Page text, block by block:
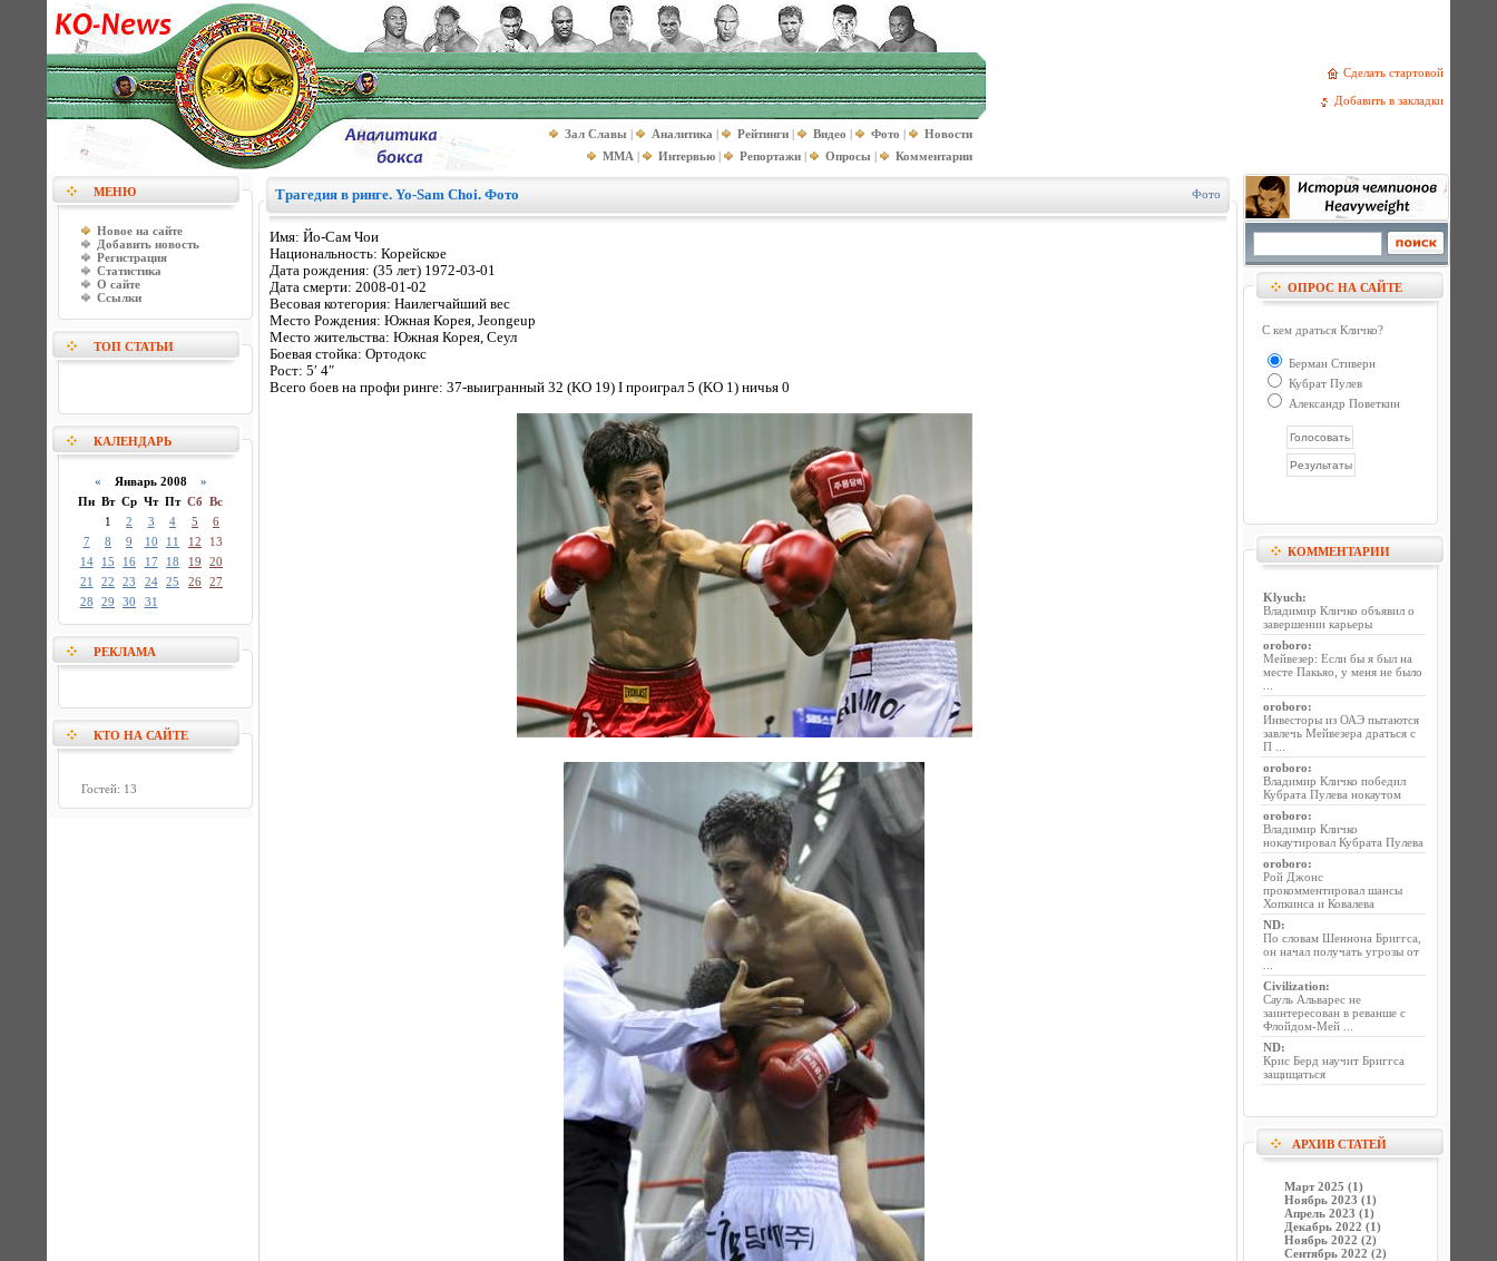
Сделать стартовой
Добавить в закладки
Зал Славы | Аналитика | Рейтинги | Видео | Фото |
Новости
MMA | Интервью | Репортажи | Опросы | Комментарии
МЕНЮ
Новое на сайте
Добавить новость
Регистрация
Статистика
О сайте
Ссылки
ТОП СТАТЬИ
КАЛЕНДАРЬ
« Январь 2008 »
Пн Вт Ср Чт Пт Сб Вс
1
2 3 4 5
6
7
8 9 10 11 12
13
14
15 16 17 18 19
20
21
22 23 24 25 26 27
28
29 30 31
РЕКЛАМА
КТО НА САЙТЕ
Гостей: 13
Трагедия в ринге. Yo-Sam Choi. Фото Фото
Имя: Йо-Сам Чои
Национальность: Корейское
Дата рождения: (35 лет) 1972-03-01
Дата смерти: 2008-01-02
Весовая котегория: Наилегчайший вес
Место Рождения: Южная Корея, Jeongeup
Место жительства: Южная Корея, Сеул
Боевая стойка: Ортодокс
Рост: 5′ 4″
Всего боев на профи ринге: 37-выигранный 32 (KO 19) I проиграл 5 (KO 1) ничья 0
ОПРОС НА САЙТЕ
С кем драться Кличко?
Берман Стиверн
Кубрат Пулев
Александр Поветкин
КОММЕНТАРИИ
Klyuch:
Владимир Кличко объявил о
завершении карьеры
oroboro:
Мейвезер: Если бы я был на
месте Пакьяо, у меня не было
oroboro:
Инвесторы из ОАЭ пытаются
завлечь Мейвезера драться с
П ...
oroboro:
Владимир Кличко победил
Кубрата Пулева нокаутом
oroboro:
Владимир Кличко
нокаутировал Кубрата Пулева
oroboro:
Рой Джонс
прокомментировал шансы
Хопкинса и Ковалева
ND:
По словам Шеннона Бриггса,
он начал получать угрозы от
Civilization:
Сауль Альварес не
заинтересован в реванше с
Флойдом-Мей ...
ND:
Крис Берд научит Бриггса
защищаться
АРХИВ СТАТЕЙ
Март 2025 (1)
Ноябрь 2023 (1)
Апрель 2023 (1)
Декабрь 2022 (1)
Ноябрь 2022 (2)
Сентябрь 2022 (2)